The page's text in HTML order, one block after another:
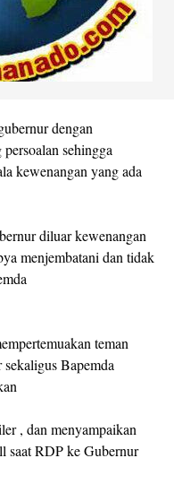
dengan
sehingga
kewenangan yang ada
diluar kewenangan
menjembatani dan tidak
teman
Bapemda
, dan menyampaikan
saat RDP ke Gubernur